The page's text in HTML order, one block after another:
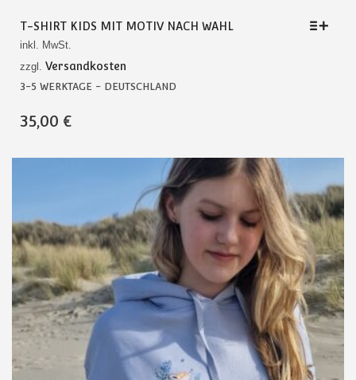
T-SHIRT KIDS MIT MOTIV NACH WAHL
inkl. MwSt.
zzgl. Versandkosten
3-5 WERKTAGE - DEUTSCHLAND
PRODUKT
OPTIONEN
KÖNNEN
AUF
DER
PRODUKTSEITE
GEWÄHLT
WERDEN
35,00 €